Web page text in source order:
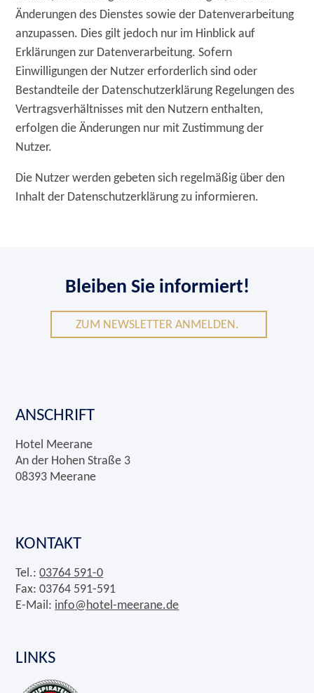
Änderungen des Dienstes sowie der Datenverarbeitung
anzupassen. Dies gilt jedoch nur im Hinblick auf
Erklärungen zur Datenverarbeitung. Sofern
Einwilligungen der Nutzer erforderlich sind oder
Bestandteile der Datenschutzerklärung Regelungen des
Vertragsverhältnisses mit den Nutzern enthalten,
erfolgen die Änderungen nur mit Zustimmung der
Nutzer.
Die Nutzer werden gebeten sich regelmäßig über den
Inhalt der Datenschutzerklärung zu informieren.
Bleiben Sie informiert!
ZUM NEWSLETTER ANMELDEN.
ANSCHRIFT
Hotel Meerane
An der Hohen Straße 3
08393 Meerane
KONTAKT
Tel.:03764 591-0
Fax: 03764 591-591
E-Mail: info@hotel-meerane.de
LINKS